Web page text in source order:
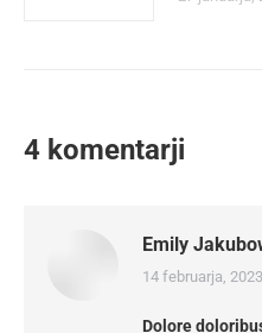
4 komentarji
Emily
says:
14 februarja,
Dolore